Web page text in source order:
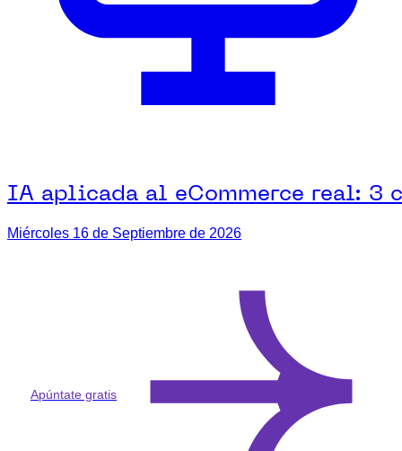
IA aplicada al eCommerce real: 3
Miércoles 16 de Septiembre de 2026
Apúntate gratis